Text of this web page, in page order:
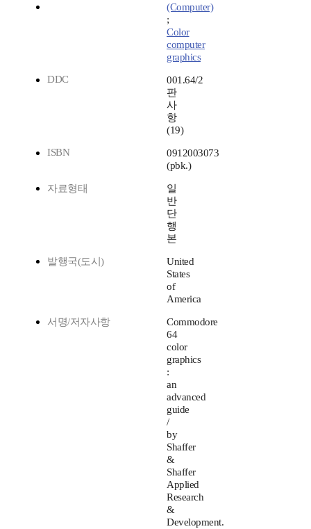
(Computer)
;
Color
computer
graphics
DDC
001.64/2
판
사
항
(19)
ISBN
0912003073
(pbk.)
자료형태
일
반
단
행
본
발행국(도시)
United
States
of
America
서명/저자사항
Commodore
64
color
graphics
:
an
advanced
guide
/
by
Shaffer
&
Shaffer
Applied
Research
&
Development.